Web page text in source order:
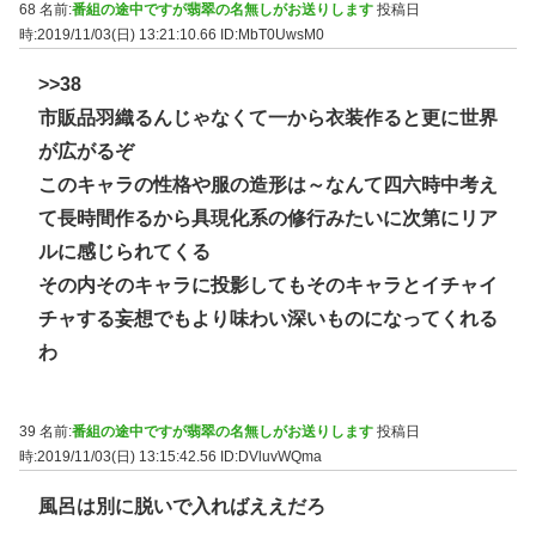
68 名前:番組の途中ですが翡翠の名無しがお送りします 投稿日
時:2019/11/03(日) 13:21:10.66
ID:MbT0UwsM0
>>38
市販品羽織るんじゃなくて一から衣装作ると更に世界
が広がるぞ
このキャラの性格や服の造形は～なんて四六時中考え
て長時間作るから具現化系の修行みたいに次第にリア
ルに感じられてくる
その内そのキャラに投影してもそのキャラとイチャイ
チャする妄想でもより味わい深いものになってくれる
わ
39 名前:番組の途中ですが翡翠の名無しがお送りします 投稿日
時:2019/11/03(日) 13:15:42.56 ID:DVluvWQma
風呂は別に脱いで入ればええだろ